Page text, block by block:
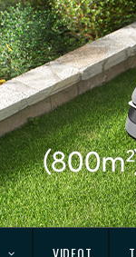
VIDEOT